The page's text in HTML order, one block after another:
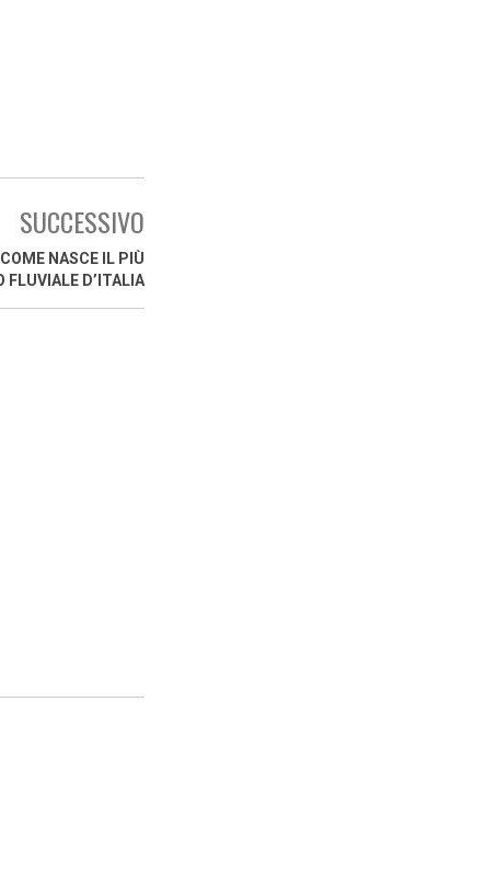
SUCCESSIVO
NASCE IL PIÙ
FLUVIALE D’ITALIA